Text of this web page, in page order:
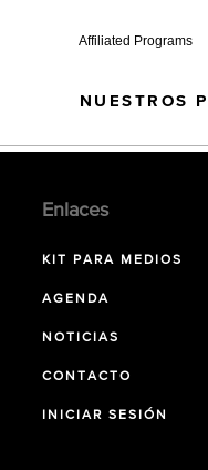
Affiliated Programs
NUESTROS
Enlaces
KIT PARA MEDIOS
AGENDA
NOTICIAS
CONTACTO
INICIAR SESIÓN